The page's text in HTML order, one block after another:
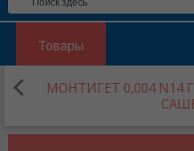
Товары
МОНТИГЕТ 0,004 N14